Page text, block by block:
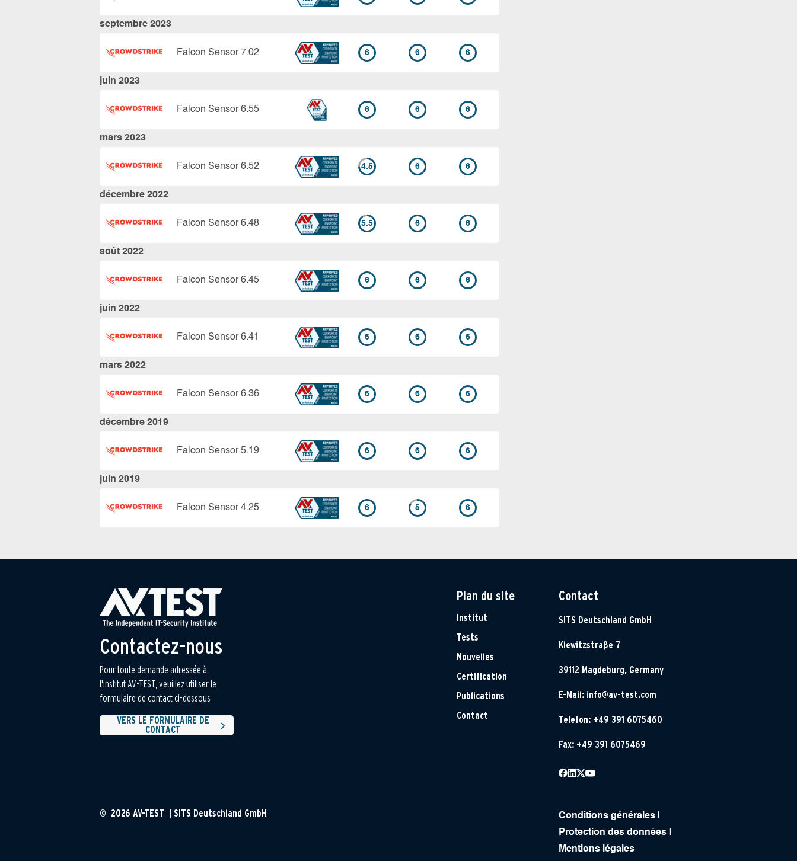
septembre 2023
Falcon Sensor 7.02 6 6 6
juin 2023
Falcon Sensor 6.55 6 6 6
mars 2023
Falcon Sensor 6.52 4.5 6 6
décembre 2022
Falcon Sensor 6.48 5.5 6 6
août 2022
Falcon Sensor 6.45 6 6 6
juin 2022
Falcon Sensor 6.41 6 6 6
mars 2022
Falcon Sensor 6.36 6 6 6
décembre 2019
Falcon Sensor 5.19 6 6 6
juin 2019
Falcon Sensor 4.25 6 5 6
Contactez-nous
Pour toute demande adressée à
l'institut AV-TEST, veuillez utiliser le
formulaire de contact ci-dessous
VERS LE FORMULAIRE DE
CONTACT
Plan du site
Institut
Tests
Nouvelles
Certification
Publications
Contact
Contact
SITS Deutschland GmbH
Klewitzstraße 7
39112 Magdeburg, Germany
E-Mail: info@av-test.com
Telefon: +49 391 6075460
Fax: +49 391 6075469
Conditions générales
Protection des données
Mentions légales
© 2026 AV-TEST | SITS Deutschland GmbH